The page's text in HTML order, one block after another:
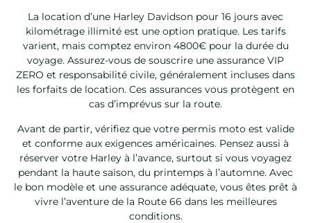
La location d’une Harley Davidson pour 16 jours avec
kilométrage illimité est une option pratique. Les tarifs
varient, mais comptez environ 4800€ pour la durée du
voyage. Assurez-vous de souscrire une assurance VIP
ZERO et responsabilité civile, généralement incluses dans
les forfaits de location. Ces assurances vous protègent en
cas d’imprévus sur la route.
Avant de partir, vérifiez que votre permis moto est valide
et conforme aux exigences américaines. Pensez aussi à
réserver votre Harley à l’avance, surtout si vous voyagez
pendant la haute saison, du printemps à l’automne. Avec
le bon modèle et une assurance adéquate, vous êtes prêt à
vivre l’aventure de la Route 66 dans les meilleures
conditions.